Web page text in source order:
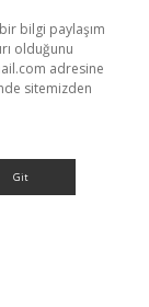
bilgi paylaşım
olduğunu
adresine
sitemizden